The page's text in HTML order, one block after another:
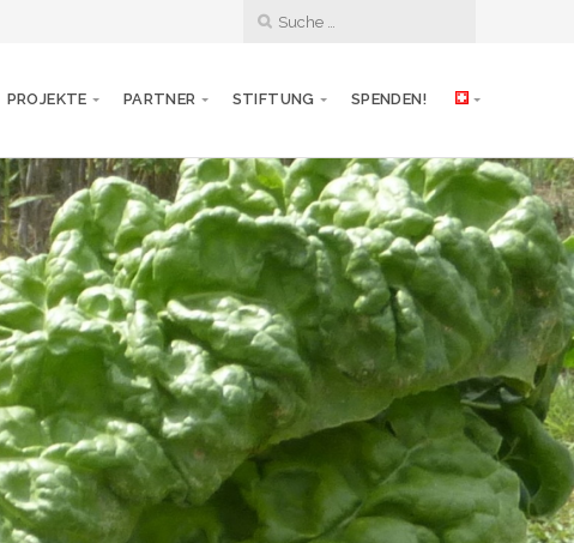
PROJEKTE PARTNER STIFTUNG SPENDEN!